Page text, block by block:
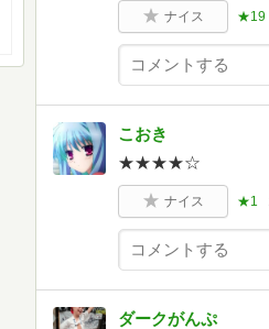
ナイス ★19
こおき
★★★★☆
ナイス ★1
ダークがんぷ